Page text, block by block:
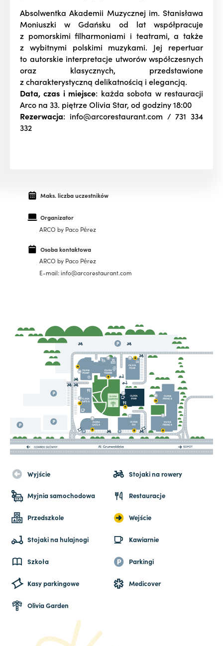
Absolwentka Akademii Muzycznej im. Stanisława
Moniuszki w Gdańsku od lat współpracuje
z pomorskimi filharmoniami i teatrami, a także
z wybitnymi polskimi muzykami. Jej repertuar
to autorskie interpretacje utworów współczesnych
oraz klasycznych, przedstawione
z charakterystyczną delikatnością i elegancją.
Data, czas i miejsce: każda sobota w restauracji
Arco na 33. piętrze Olivia Star, od godziny 18:00
Rezerwacja: info@arcorestaurant.com / 731 334
332
Maks. liczba uczestników
Organizator
ARCO by Paco Pérez
Osoba kontaktowa
ARCO by Paco Pérez
E-mail: info@arcorestaurant.com
Wyjście Stojaki na rowery
Myjnia samochodowa Restauracje
Przedszkole Wejście
Stojaki na hulajnogi Kawiarnie
Szkoła Parkingi
Kasy parkingowe Medicover
Olivia Garden